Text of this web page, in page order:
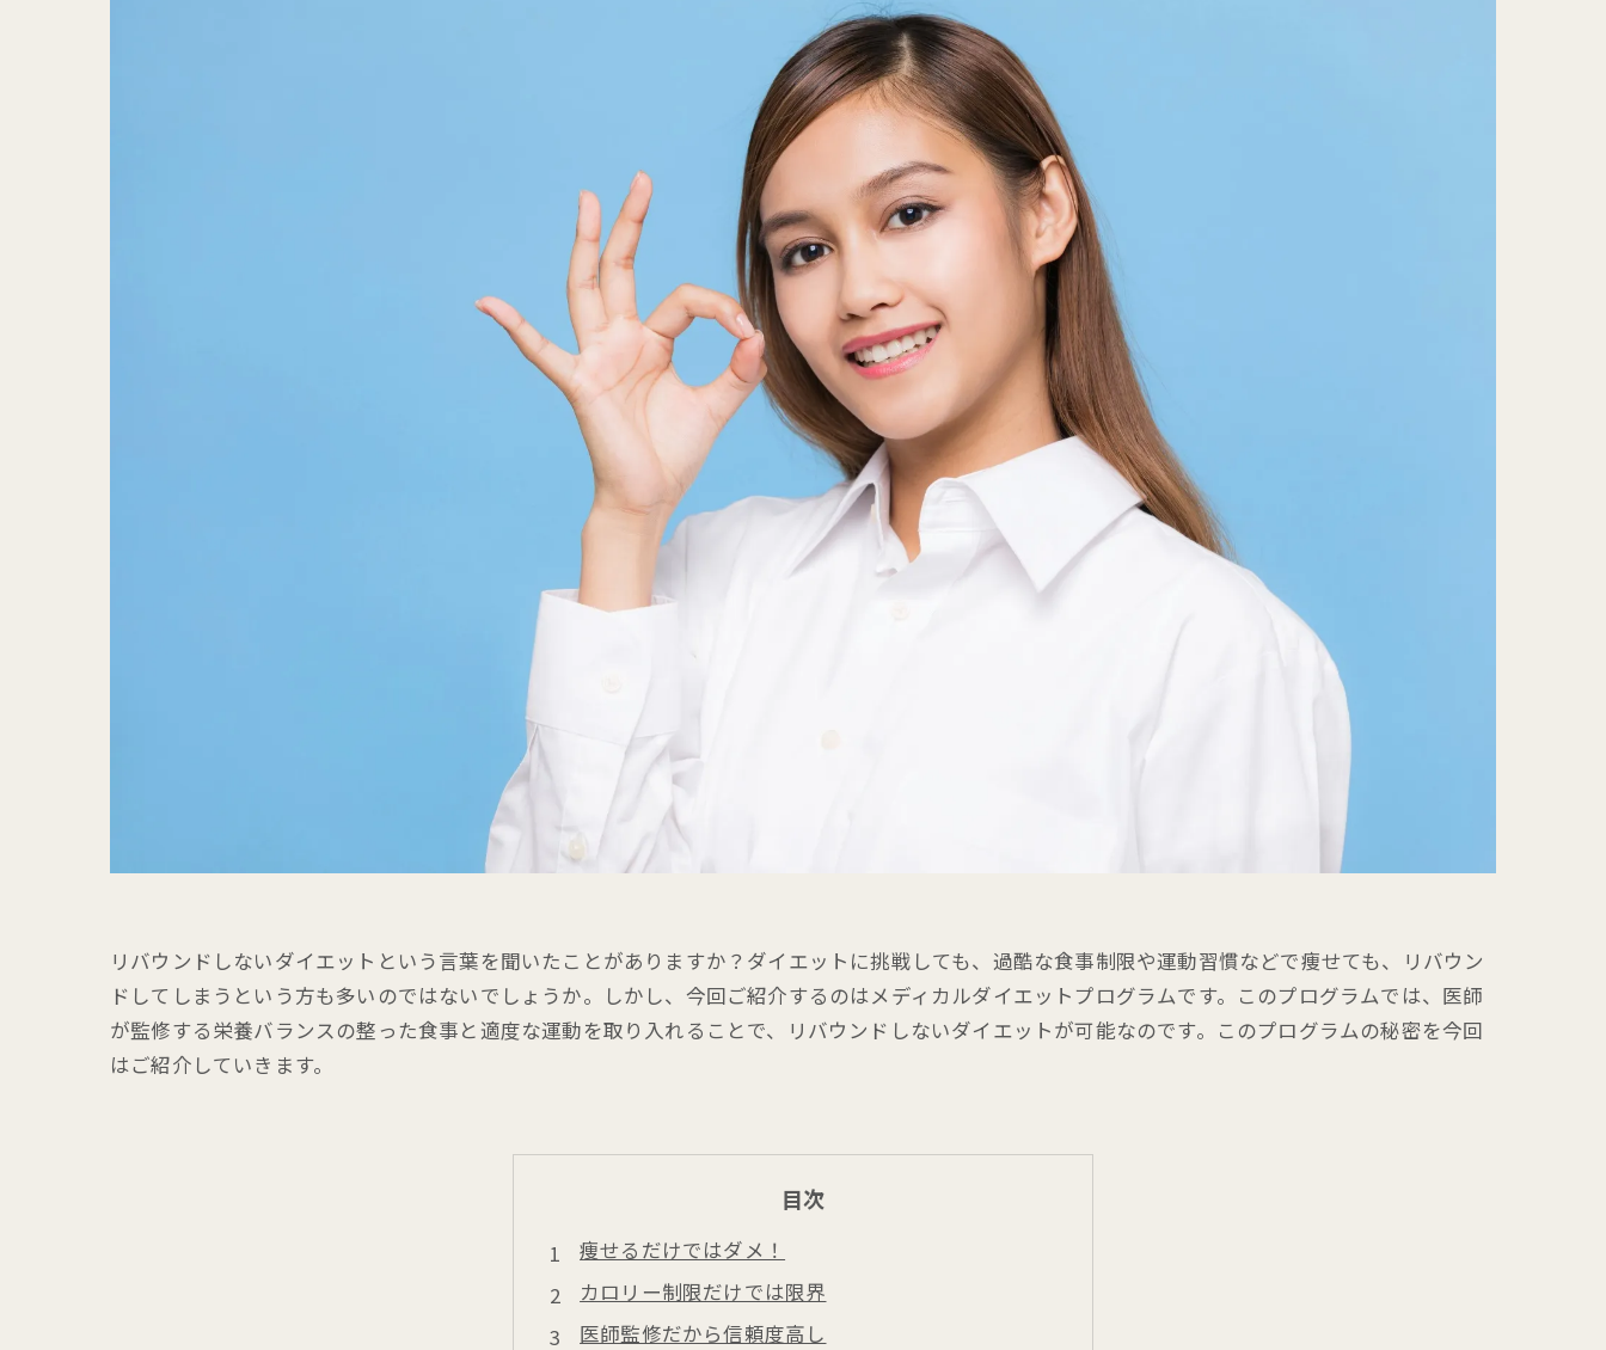
リバウンドしないダイエットという言葉を聞いたことがありますか？ダイエットに挑戦しても、過酷な食事制限や運動習慣などで痩せても、リバウン
ドしてしまうという方も多いのではないでしょうか。しかし、今回ご紹介するのはメディカルダイエットプログラムです。このプログラムでは、医師
が監修する栄養バランスの整った食事と適度な運動を取り入れることで、リバウンドしないダイエットが可能なのです。このプログラムの秘密を今回
はご紹介していきます。
目次
痩せるだけではダメ！
カロリー制限だけでは限界
医師監修だから信頼度高し